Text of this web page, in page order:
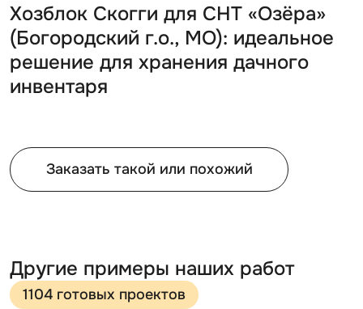
Хозблок Скогги для СНТ «Озёра»
(Богородский г.о., МО): идеальное
решение для хранения дачного
инвентаря
Заказать такой или похожий
Другие примеры наших работ
1104 готовых проектов